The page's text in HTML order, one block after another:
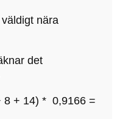
nära
det
8 + 14) * 0,9166 =